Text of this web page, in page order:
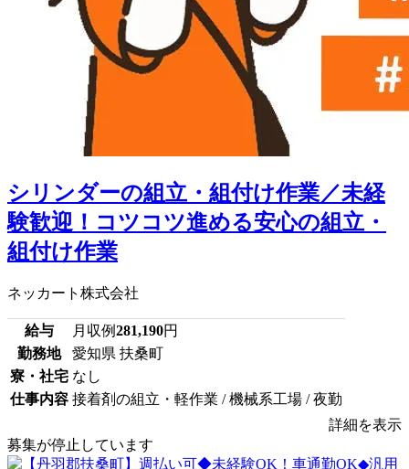
シリンダーの組立・組付け作業／未経
験歓迎！コツコツ進める安心の組立・
組付け作業
ネッカート株式会社
給与 月収例281,190円
勤務地
愛知県 扶桑町
寮・社宅 なし
仕事内容 接着剤の組立・軽作業 / 機械系工場 / 夜勤
詳細を表示
募集が停止しています